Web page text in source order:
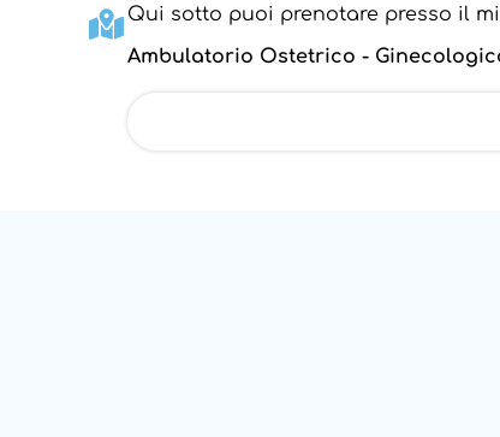
Qui sotto puoi prenotare presso il
Ambulatorio Ostetrico -